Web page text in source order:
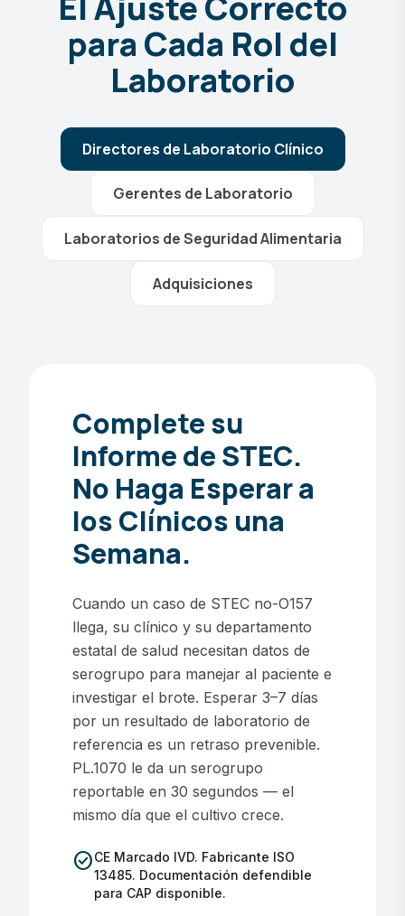
para Cada Rol del
Laboratorio
Directores de Laboratorio Clínico
Gerentes de Laboratorio
Laboratorios de Seguridad Alimentaria
Adquisiciones
Complete su
Informe de STEC.
No Haga Esperar a
los Clínicos una
Semana.
Cuando un caso de STEC no-O157
llega, su clínico y su departamento
estatal de salud necesitan datos de
serogrupo para manejar al paciente e
investigar el brote. Esperar 3–7 días
por un resultado de laboratorio de
referencia es un retraso prevenible.
PL.1070 le da un serogrupo
reportable en 30 segundos — el
mismo día que el cultivo crece.
check_circleCE Marcado IVD. Fabricante ISO
13485. Documentación defendible
para CAP disponible.